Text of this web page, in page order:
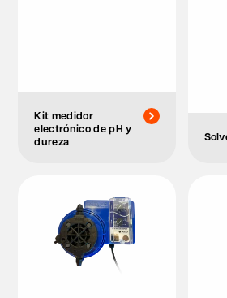
Kit medidor
electrónico de pH y
dureza